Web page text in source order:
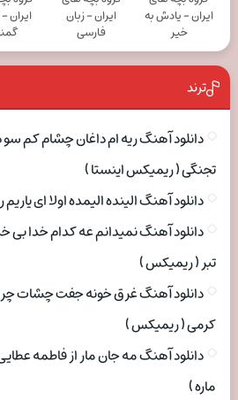
ایران - یادش به
خیر
ایران - زبان
فارسی
ایران
ترند
دانلود آهنگ ریه ام داغان چشام کم
تجنگی ( ریمیکس اینستا )
دانلود آهنگ الینده الیمده اولا ای
دانلود آهنگ نمیدانم عه کدام خدا بی
تبر ( ریمیکس )
دانلود آهنگ غرق خونه جفت چشات
کرمی ( ریمیکس )
دانلود آهنگ مه جان مار از فاطمه
ماره )